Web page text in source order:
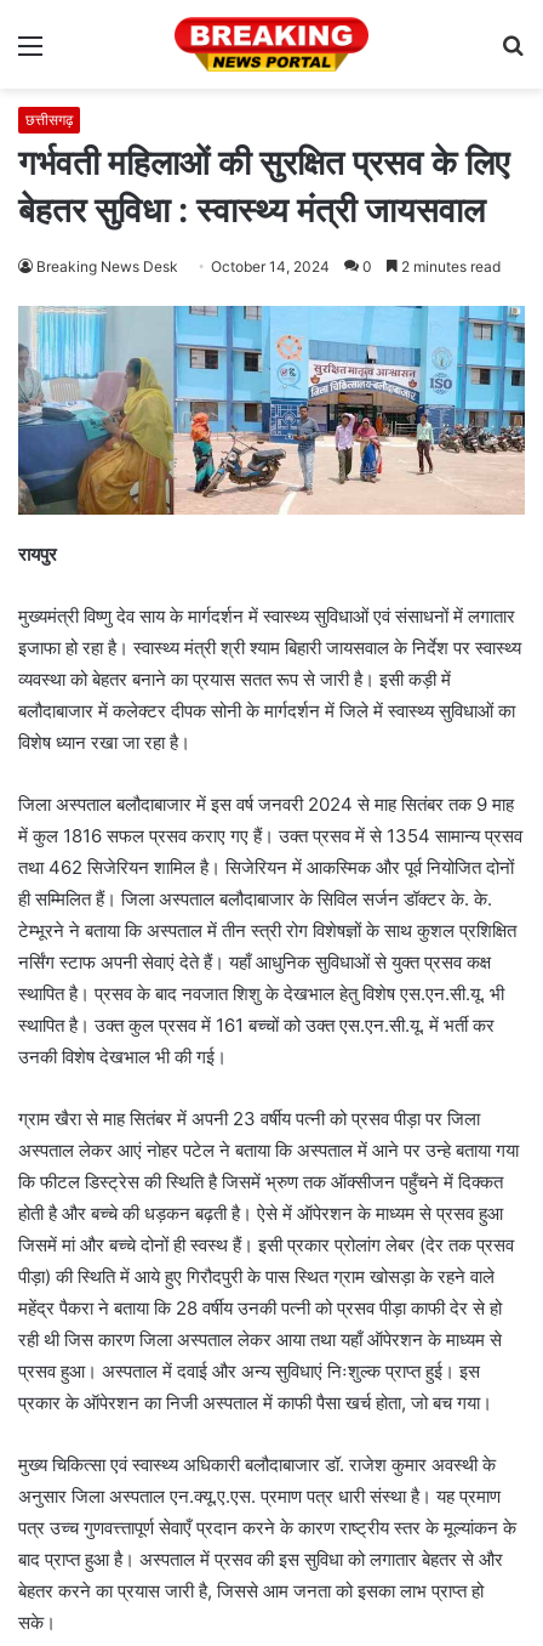
Menu
छत्तीसगढ़
गर्भवती महिलाओं की सुरक्षित प्रसव के लिए
बेहतर सुविधा : स्वास्थ्य मंत्री जायसवाल
Breaking News Desk October 14, 2024 0 2 minutes read
रायपुर
मुख्यमंत्री विष्णु देव साय के मार्गदर्शन में स्वास्थ्य सुविधाओं एवं संसाधनों में लगातार
इजाफा हो रहा है। स्वास्थ्य मंत्री श्री श्याम बिहारी जायसवाल के निर्देश पर स्वास्थ्य
व्यवस्था को बेहतर बनाने का प्रयास सतत रूप से जारी है। इसी कड़ी में
बलौदाबाजार में कलेक्टर दीपक सोनी के मार्गदर्शन में जिले में स्वास्थ्य सुविधाओं का
विशेष ध्यान रखा जा रहा है।
जिला अस्पताल बलौदाबाजार में इस वर्ष जनवरी 2024 से माह सितंबर तक 9 माह
में कुल 1816 सफल प्रसव कराए गए हैं। उक्त प्रसव में से 1354 सामान्य प्रसव
तथा 462 सिजेरियन शामिल है। सिजेरियन में आकस्मिक और पूर्व नियोजित दोनों
ही सम्मिलित हैं। जिला अस्पताल बलौदाबाजार के सिविल सर्जन डॉक्टर के. के.
टेम्भूरने ने बताया कि अस्पताल में तीन स्त्री रोग विशेषज्ञों के साथ कुशल प्रशिक्षित
नर्सिंग स्टाफ अपनी सेवाएं देते हैं। यहाँ आधुनिक सुविधाओं से युक्त प्रसव कक्ष
स्थापित है। प्रसव के बाद नवजात शिशु के देखभाल हेतु विशेष एस.एन.सी.यू. भी
स्थापित है। उक्त कुल प्रसव में 161 बच्चों को उक्त एस.एन.सी.यू. में भर्ती कर
उनकी विशेष देखभाल भी की गई।
ग्राम खैरा से माह सितंबर में अपनी 23 वर्षीय पत्नी को प्रसव पीड़ा पर जिला
अस्पताल लेकर आएं नोहर पटेल ने बताया कि अस्पताल में आने पर उन्हे बताया गया
कि फीटल डिस्ट्रेस की स्थिति है जिसमें भ्रुण तक ऑक्सीजन पहुँचने में दिक्कत
होती है और बच्चे की धड़कन बढ़ती है। ऐसे में ऑपेरशन के माध्यम से प्रसव हुआ
जिसमें मां और बच्चे दोनों ही स्वस्थ हैं। इसी प्रकार प्रोलांग लेबर (देर तक प्रसव
पीड़ा) की स्थिति में आये हुए गिरौदपुरी के पास स्थित ग्राम खोसड़ा के रहने वाले
महेंद्र पैकरा ने बताया कि 28 वर्षीय उनकी पत्नी को प्रसव पीड़ा काफी देर से हो
रही थी जिस कारण जिला अस्पताल लेकर आया तथा यहाँ ऑपेरशन के माध्यम से
प्रसव हुआ। अस्पताल में दवाई और अन्य सुविधाएं निःशुल्क प्राप्त हुई। इस
प्रकार के ऑपेरशन का निजी अस्पताल में काफी पैसा खर्च होता, जो बच गया।
मुख्य चिकित्सा एवं स्वास्थ्य अधिकारी बलौदाबाजार डॉ. राजेश कुमार अवस्थी के
अनुसार जिला अस्पताल एन.क्यू.ए.एस. प्रमाण पत्र धारी संस्था है। यह प्रमाण
पत्र उच्च गुणवत्त्तापूर्ण सेवाएँ प्रदान करने के कारण राष्ट्रीय स्तर के मूल्यांकन के
बाद प्राप्त हुआ है। अस्पताल में प्रसव की इस सुविधा को लगातार बेहतर से और
बेहतर करने का प्रयास जारी है, जिससे आम जनता को इसका लाभ प्राप्त हो
सके।